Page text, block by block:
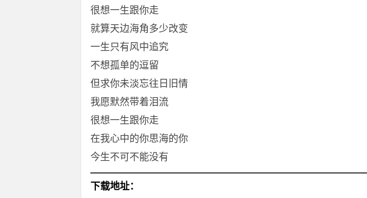
很想一生跟你走
就算天边海角多少改变
一生只有风中追究
不想孤单的逗留
但求你未淡忘往日旧情
我愿默然带着泪流
很想一生跟你走
在我心中的你思海的你
今生不可不能没有
下载地址：